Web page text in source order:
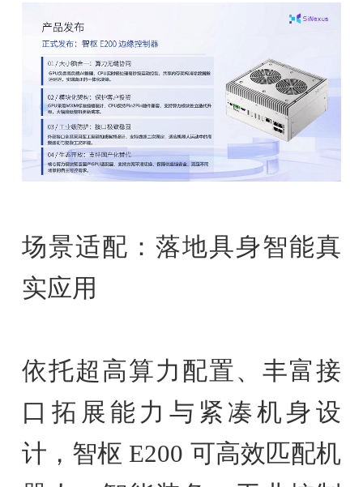
场景适配：落地具身智能真
实应用
依托超高算力配置、丰富接
口拓展能力与紧凑机身设
计，智枢 E200 可高效匹配机